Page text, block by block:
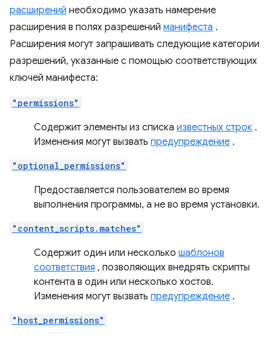
расширений необходимо указать намерение
расширения в полях разрешений манифеста .
Расширения могут запрашивать следующие категории
разрешений, указанные с помощью соответствующих
ключей манифеста:
"permissions"
Содержит элементы из списка известных строк .
Изменения могут вызвать предупреждение .
"optional_permissions"
Предоставляется пользователем во время
выполнения программы, а не во время установки.
"content_scripts.matches"
Содержит один или несколько шаблонов
соответствия , позволяющих внедрять скрипты
контента в один или несколько хостов.
Изменения могут вызвать предупреждение .
"host_permissions"